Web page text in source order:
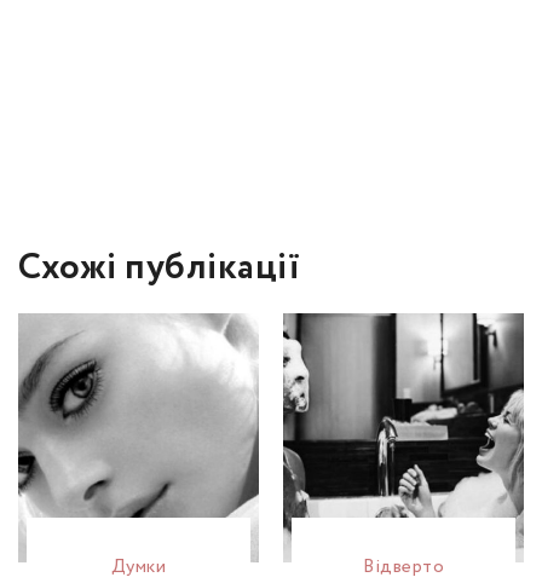
Схожі публікації
Думки Відвертo